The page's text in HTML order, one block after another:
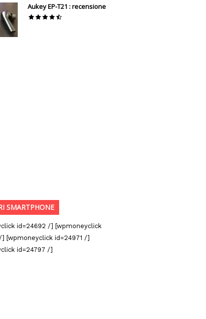
Aukey EP-T21 : recensione
SMARTPHONE
id=24692 /] [wpmoneyclick
[wpmoneyclick id=24971 /]
id=24797 /]